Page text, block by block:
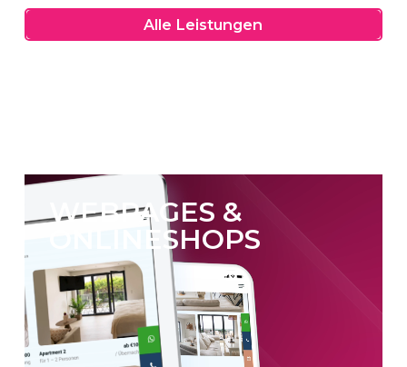
Alle
Leistungen
Alle Leistungen
WEBPAGES &
ONLINESHOPS